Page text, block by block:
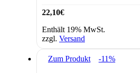
22,10€
Enthält 19% MwSt.
zzgl. Versand
Zum Produkt -11%